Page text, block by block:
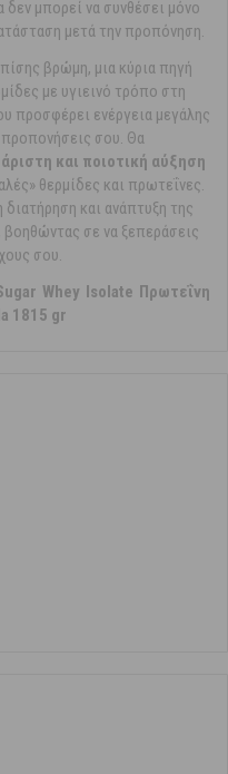
μπορεί να συνθέσει μόνο
μετά την προπόνηση.
βρώμη, μια κύρια πηγή
με υγιεινό τρόπο στη
προσφέρει ενέργεια μεγάλης
προπονήσεις σου. Θα
άριστη και ποιοτική αύξηση
θερμίδες και πρωτεΐνες.
διατήρηση και ανάπτυξη της
βοηθώντας σε να ξεπεράσεις
σου.
Whey Isolate Πρωτεΐνη
1815 gr